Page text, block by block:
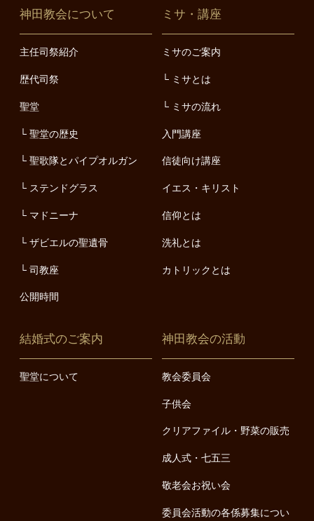
神田教会について
主任司祭紹介
歴代司祭
聖堂
聖堂の歴史
聖歌隊とパイプオルガン
ステンドグラス
マドニーナ
ザビエルの聖遺骨
司教座
公開時間
ミサ・講座
ミサのご案内
ミサとは
ミサの流れ
入門講座
信徒向け講座
イエス・キリスト
信仰とは
洗礼とは
カトリックとは
結婚式のご案内
聖堂について
神田教会の活動
教会委員会
子供会
クリアファイル・野菜の販売
成人式・七五三
敬老会お祝い会
委員会活動の各係募集につい